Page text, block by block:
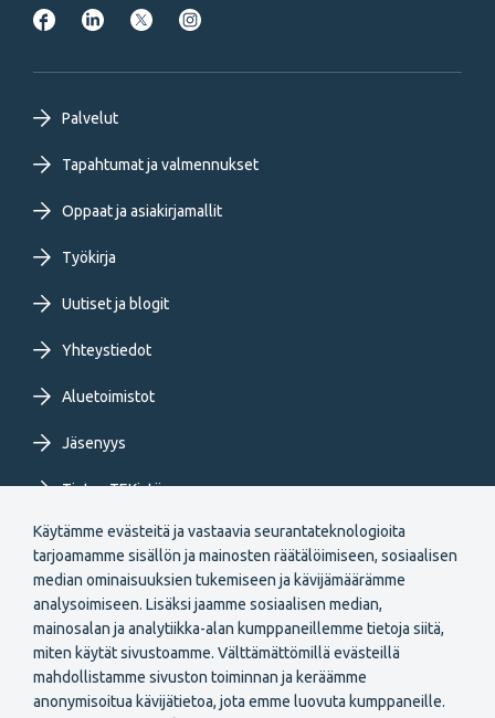
Käytämme evästeitä ja vastaavia seurantateknologioita
tarjoamamme sisällön ja mainosten räätälöimiseen, sosiaalisen
median ominaisuuksien tukemiseen ja kävijämäärämme
analysoimiseen. Lisäksi jaamme sosiaalisen median,
mainosalan ja analytiikka-alan kumppaneillemme tietoja siitä,
miten käytät sivustoamme. Välttämättömillä evästeillä
mahdollistamme sivuston toiminnan ja keräämme
anonymisoitua kävijätietoa, jota emme luovuta kumppaneille.
Footer
primary
menu
FI
Palvelut
Tapahtumat ja valmennukset
Oppaat ja asiakirjamallit
Työkirja
Uutiset ja blogit
Yhteystiedot
Aluetoimistot
Jäsenyys
Tietoa TEKistä
Extranet